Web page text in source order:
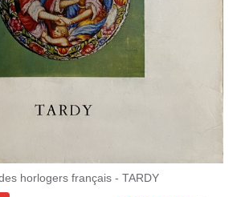
horlogers français - TARDY